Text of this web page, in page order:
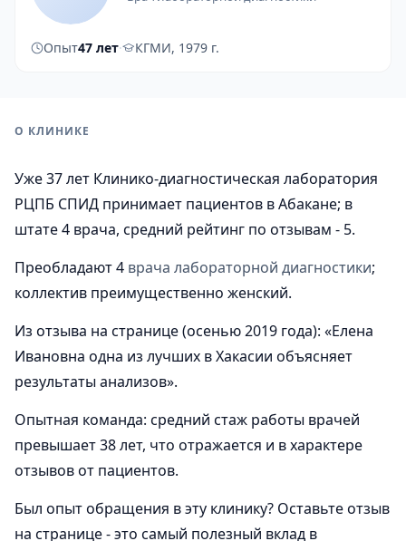
Опыт47 лет· КГМИ, 1979 г.
О КЛИНИКЕ
Уже 37 лет Клинико-диагностическая лаборатория
РЦПБ СПИД принимает пациентов в Абакане; в
штате 4 врача, средний рейтинг по отзывам - 5.
Преобладают 4 врача лабораторной диагностики;
коллектив преимущественно женский.
Из отзыва на странице (осенью 2019 года): «Елена
Ивановна одна из лучших в Хакасии объясняет
результаты анализов».
Опытная команда: средний стаж работы врачей
превышает 38 лет, что отражается и в характере
отзывов от пациентов.
Был опыт обращения в эту клинику? Оставьте отзыв
на странице - это самый полезный вклад в